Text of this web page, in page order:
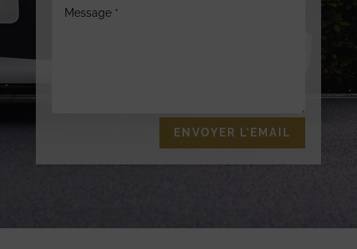
ENVOYER L'EMAIL